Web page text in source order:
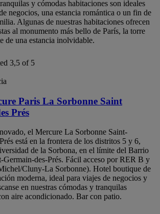
y cómodas habitaciones son ideales
negocios, una estancia romántica o un fin de
Algunas de nuestras habitaciones ofrecen
al monumento más bello de París, la torre
de una estancia inolvidable.
3,5 of 5
Paris La Sorbonne Saint
Prés
el Mercure La Sorbonne Saint-
está en la frontera de los distritos 5 y 6,
de la Sorbona, en el límite del Barrio
Germain-des-Prés. Fácil acceso por RER B y
Cluny-La Sorbonne). Hotel boutique de
moderna, ideal para viajes de negocios y
en nuestras cómodas y tranquilas
aire acondicionado. Bar con patio.